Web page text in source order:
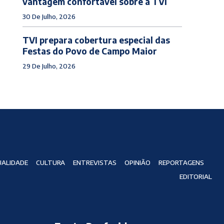
30 De Julho, 2026
TVI prepara cobertura especial das
Festas do Povo de Campo Maior
29 De Julho, 2026
CULTURA ENTREVISTAS OPINIÃO
REPORTAGENS
EDITORIAL